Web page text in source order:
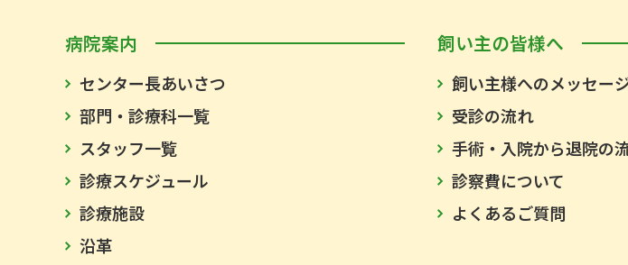
病院案内
センター長あいさつ
部門・診療科一覧
スタッフ一覧
診療スケジュール
診療施設
沿革
飼い主の皆様へ
飼い主様へのメッセー
受診の流れ
手術・入院から退院の
診察費について
よくあるご質問